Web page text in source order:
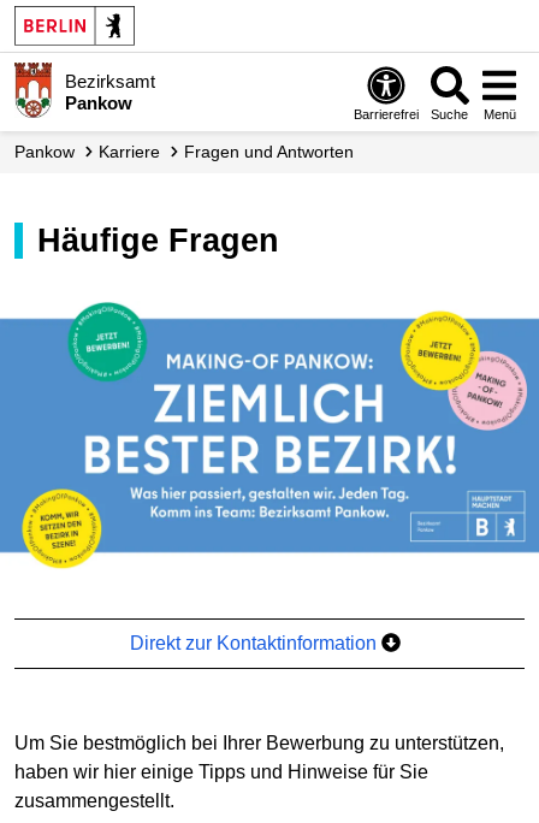
Bezirksamt
Pankow
Barrierefrei Suche Menü
Pankow Karriere Fragen und Antworten
Häufige Fragen
Direkt zur Kontaktinformation
Um Sie bestmöglich bei Ihrer Bewerbung zu unterstützen,
haben wir hier einige Tipps und Hinweise für Sie
zusammengestellt.